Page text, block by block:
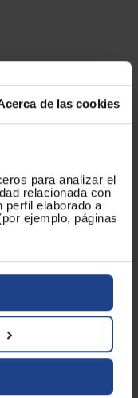
de las cookies
para analizar el
relacionada con
perfil elaborado a
ejemplo, páginas
Ficha técnica
3 zonas de
seleccionar entre 17
de tiempo de